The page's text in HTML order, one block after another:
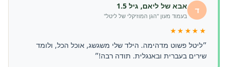
ד אבא של ליאם, גיל 1.5
בעמוד מעון "הגן המוזיקלי של ליטל"
★★★★★
״ליטל פשוט מדהימה. הילד שלי משגשג, אוכל הכל, ולומד
שירים בעברית ובאנגלית. תודה רבה!״